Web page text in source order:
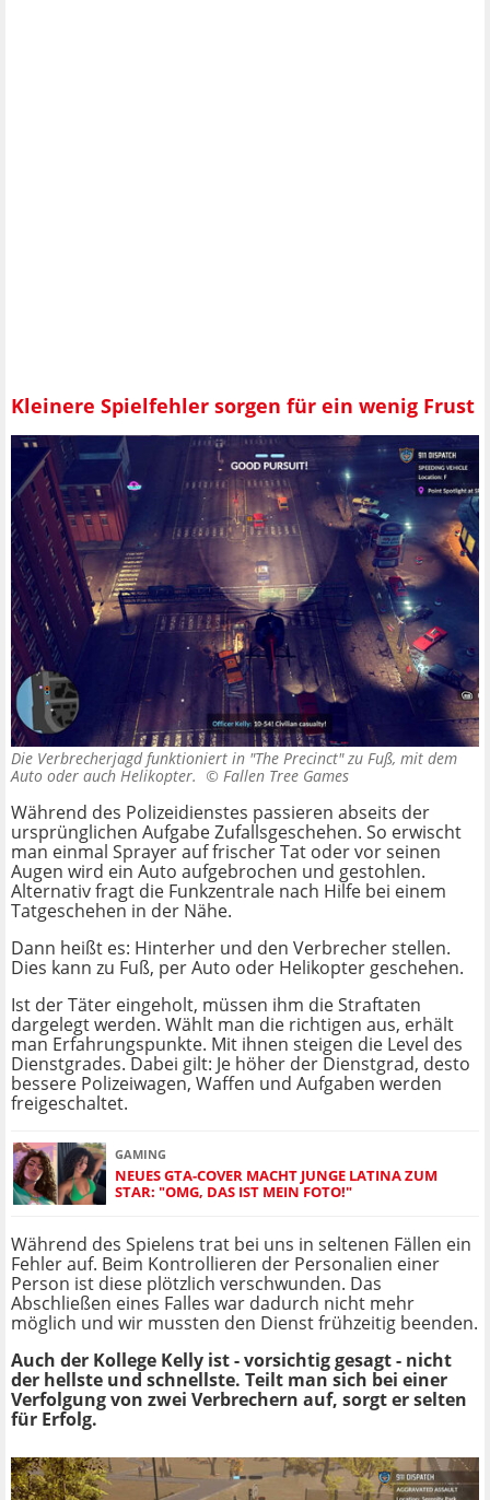
Kleinere Spielfehler sorgen für ein wenig Frust
Die Verbrecherjagd funktioniert in "The Precinct" zu Fuß, mit dem
Auto oder auch Helikopter. © Fallen Tree Games
Während des Polizeidienstes passieren abseits der
ursprünglichen Aufgabe Zufallsgeschehen. So erwischt
man einmal Sprayer auf frischer Tat oder vor seinen
Augen wird ein Auto aufgebrochen und gestohlen.
Alternativ fragt die Funkzentrale nach Hilfe bei einem
Tatgeschehen in der Nähe.
Dann heißt es: Hinterher und den Verbrecher stellen.
Dies kann zu Fuß, per Auto oder Helikopter geschehen.
Ist der Täter eingeholt, müssen ihm die Straftaten
dargelegt werden. Wählt man die richtigen aus, erhält
man Erfahrungspunkte. Mit ihnen steigen die Level des
Dienstgrades. Dabei gilt: Je höher der Dienstgrad, desto
bessere Polizeiwagen, Waffen und Aufgaben werden
freigeschaltet.
GAMING
NEUES GTA-COVER MACHT JUNGE LATINA ZUM
STAR: "OMG, DAS IST MEIN FOTO!"
Während des Spielens trat bei uns in seltenen Fällen ein
Fehler auf. Beim Kontrollieren der Personalien einer
Person ist diese plötzlich verschwunden. Das
Abschließen eines Falles war dadurch nicht mehr
möglich und wir mussten den Dienst frühzeitig beenden.
Auch der Kollege Kelly ist - vorsichtig gesagt - nicht
der hellste und schnellste. Teilt man sich bei einer
Verfolgung von zwei Verbrechern auf, sorgt er selten
für Erfolg.